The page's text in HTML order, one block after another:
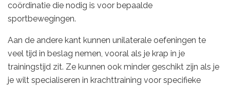
coördinatie die nodig is voor bepaalde
sportbewegingen.
Aan de andere kant kunnen unilaterale oefeningen te
veel tijd in beslag nemen, vooral als je krap in je
trainingstijd zit. Ze kunnen ook minder geschikt zijn als je
je wilt specialiseren in krachttraining voor specifieke